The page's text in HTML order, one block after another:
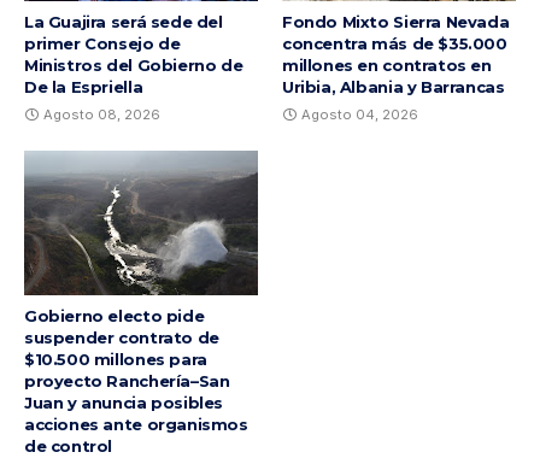
La Guajira será sede del
primer Consejo de
Ministros del Gobierno de
De la Espriella
Agosto 08, 2026
Fondo Mixto Sierra Nevada
concentra más de $35.000
millones en contratos en
Uribia, Albania y Barrancas
Agosto 04, 2026
Gobierno electo pide
suspender contrato de
$10.500 millones para
proyecto Ranchería–San
Juan y anuncia posibles
acciones ante organismos
de control